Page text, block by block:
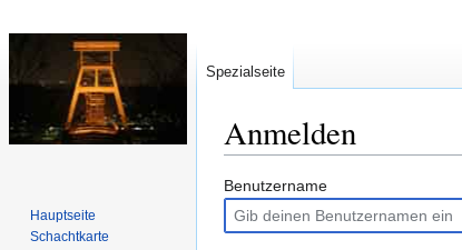
Anmelden
Zur
Navigation
springen
Zur
Suche
springen
Benutzername
Spezialseite
Hauptseite
Schachtkarte